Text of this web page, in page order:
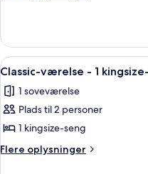
kingsize-
seng
værelse
1
seng
Indlæs
alle
billeder
af
Classic-
værelse
9
Classic-værelse - 1
1 soveværelse
Plads til 2 personer
1 kingsize-seng
Flere oplysninger
Flere